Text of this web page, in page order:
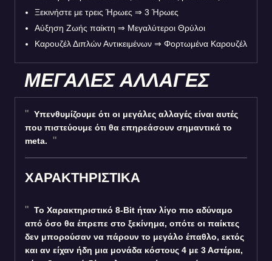
Ξεκινήστε με τρεις Ήρωες ⇒ 3 Ήρωες
Αύξηση Ζωής παίκτη ⇒ Μεγαλύτεροι Θρύλοι
Καρουζέλ Διπλών Αντικειμένων ⇒ Φορτωμένα Καρουζέλ
ΜΕΓΑΛΕΣ ΑΛΛΑΓΕΣ
Υπενθυμίζουμε ότι οι μεγάλες αλλαγές είναι αυτές
που πιστεύουμε ότι θα επηρεάσουν σημαντικά το
meta.
ΧΑΡΑΚΤΗΡΙΣΤΙΚΑ
Το Χαρακτηριστικό 8-Bit ήταν λίγο πιο αδύναμο
από όσο θα έπρεπε στο ξεκίνημα, οπότε οι παίκτες
δεν μπορούσαν να πάρουν το μεγάλο έπαθλο, εκτός
και αν είχαν ήδη μια μονάδα κόστους 4 με 3 Αστέρια,